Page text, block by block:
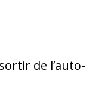
de l’auto-